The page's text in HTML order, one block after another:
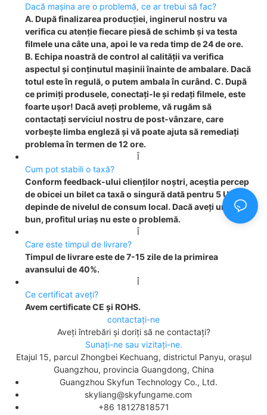
Dacă mașina are o problemă, ce ar trebui să fac?
A. După finalizarea producției, inginerul nostru va
verifica cu atenție fiecare piesă de schimb și va testa
filmele una câte una, apoi le va reda timp de 24 de ore.
B. Echipa noastră de control al calității va verifica
aspectul și conținutul mașinii înainte de ambalare. Dacă
totul este în regulă, o putem ambala în curând. C. După
ce primiți produsele, conectați-le și redați filmele, este
foarte ușor! Dacă aveți probleme, vă rugăm să
contactați serviciul nostru de post-vânzare, care
vorbește limba engleză și vă poate ajuta să remediați
problema în termen de 12 ore.
Î
Cum pot stabili o taxă?
Conform feedback-ului clienților noștri, aceștia percep
de obicei un bilet ca taxă o singură dată pentru 5 USD,
depinde de nivelul de consum local. Dacă aveți un loc
bun, profitul uriaș nu este o problemă.
Î
Care este timpul de livrare?
Timpul de livrare este de 7-15 zile de la primirea
avansului de 40%.
Î
Ce certificat aveți?
Avem certificate CE și ROHS.
contactaţi-ne
Aveți întrebări și doriți să ne contactați?
Sunați-ne sau vizitați-ne.
Etajul 15, parcul Zhongbei Kechuang, districtul Panyu, orașul
Guangzhou, provincia Guangdong, China
Guangzhou Skyfun Technology Co., Ltd.
skyliang@skyfungame.com
+86 18127818571
Cumpărături pentru afaceri
Cumpărături pentru afaceri
Cumpărături pentru afaceri